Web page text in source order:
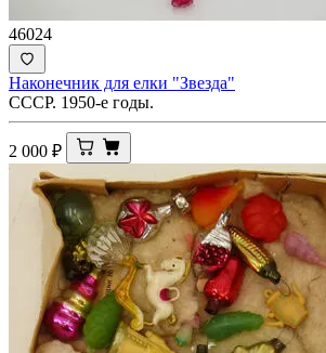
46024
Наконечник для елки "Звезда"
СССР. 1950-е годы.
2 000 ₽